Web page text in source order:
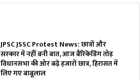
JPSC JSSC Protest News: छात्रों और
सरकार में नहीं बनी बात, आज बैरिकेडिंग तोड़
विधानसभा की ओर बढ़े हजारों छात्र, हिरासत में
लिए गए बाबूलाल